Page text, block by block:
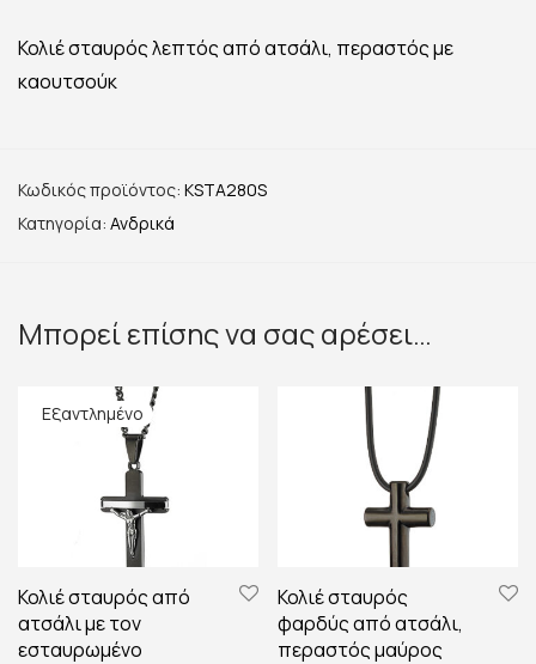
Κολιέ σταυρός λεπτός από ατσάλι, περαστός με
καουτσούκ
Κωδικός προϊόντος: KSTA280S
Κατηγορία: Ανδρικά
Μπορεί επίσης να σας αρέσει…
Κολιέ σταυρός από
ατσάλι με τον
εσταυρωμένο
Κολιέ σταυρός
φαρδύς από ατσάλι,
περαστός μαύρος